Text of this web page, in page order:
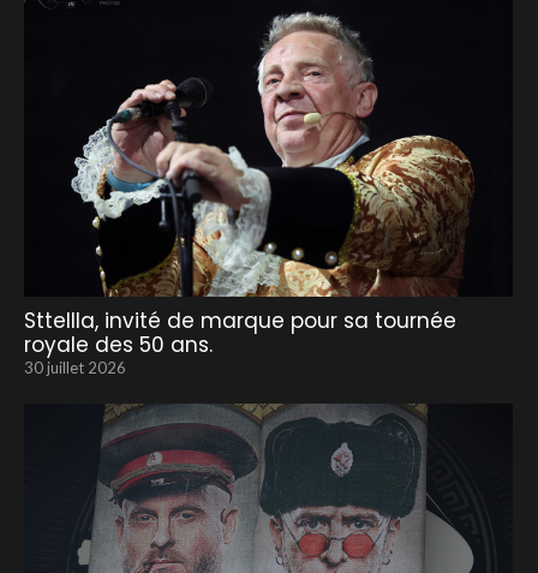
Sttellla, invité de marque pour sa tournée
royale des 50 ans.
30 juillet 2026